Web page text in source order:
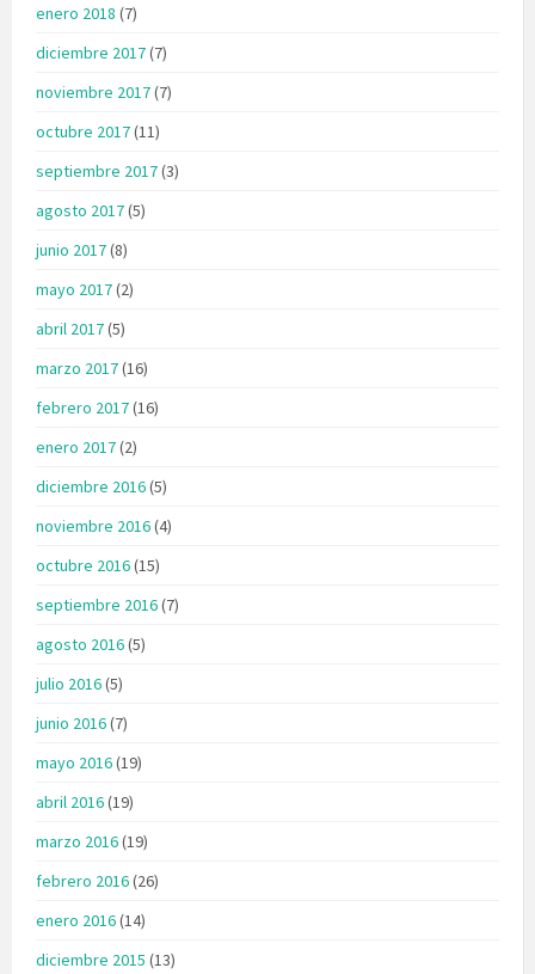
enero 2018 (7)
diciembre 2017(7)
noviembre 2017(7)
octubre 2017(11)
septiembre 2017(3)
agosto 2017(5)
junio 2017(8)
mayo 2017(2)
abril 2017(5)
marzo 2017(16)
febrero 2017(16)
enero 2017(2)
diciembre 2016(5)
noviembre 2016(4)
octubre 2016(15)
septiembre 2016(7)
agosto 2016(5)
julio 2016(5)
junio 2016(7)
mayo 2016(19)
abril 2016(19)
marzo 2016(19)
febrero 2016(26)
enero 2016(14)
diciembre 2015 (13)